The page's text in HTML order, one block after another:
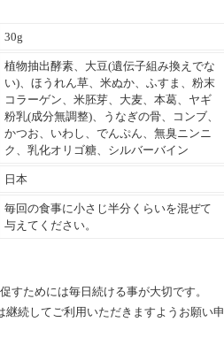
30g
植物抽出酵素、大豆(遺伝子組み換えでな
い)、ほうれん草、米ぬか、ふすま、粉末
コラーゲン、米胚芽、大麦、本葛、ヤギ
粉乳(成分無調整)、うなぎの骨、コンブ、
かつお、いわし、でんぷん、無臭ニンニ
ク、乳化オリゴ糖、シルバーバイン
日本
毎回の食事に小さじ半分くらいを混ぜて
与えてください。
すためには毎日続ける事が大切です。
継続してご利用いただきますようお願い申